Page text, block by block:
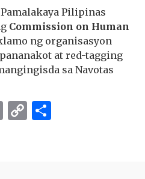
Pilipinas
Commission on Human
ng organisasyon
at red-tagging
sa Navotas
Email
Copy